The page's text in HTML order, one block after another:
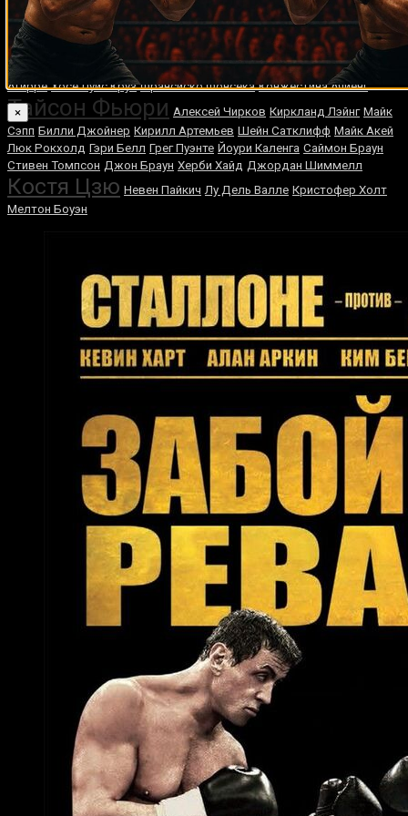
Хамшо Nikolas Motta Геннадий Головкин Пол
Малиньяджи Альберт Сосновский Лолито Лароа Чак Уэпнер
Хуан
Поло Перес
Уэсли Мартин Гектор Асеро Санчес Ник Мэннерс Дэн
Иге
Дерек Чисора Хулио Сесар Гонсалес Хуан Ласкано
Марио
Агирре Хосе Луис Круз Франсиско Фонсека Конжестина Ачиенг
Тайсон Фьюри Алексей Чирков Киркланд Лэйнг Майк
Сэпп Билли Джойнер Кирилл Артемьев Шейн Сатклифф Майк Акей
Люк Рокхолд Гэри Белл Грег Пуэнте Йоури Каленга Саймон Браун
Стивен Томпсон Джон Браун Херби Хайд Джордан Шиммелл
Костя Цзю Невен Пайкич Лу Дель Валле Кристофер Холт
Мелтон Боуэн
×